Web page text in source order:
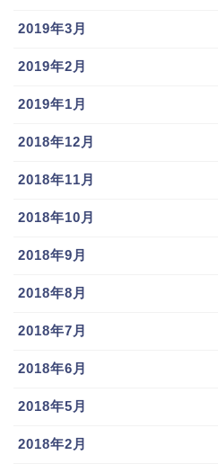
2019年3月
2019年2月
2019年1月
2018年12月
2018年11月
2018年10月
2018年9月
2018年8月
2018年7月
2018年6月
2018年5月
2018年2月